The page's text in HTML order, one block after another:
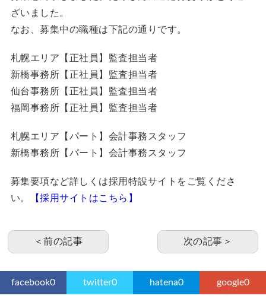
ざいました。
なお、募集中の職種は下記の通りです。
札幌エリア【正社員】監査担当者
新橋事務所【正社員】監査担当者
仙台事務所【正社員】監査担当者
福岡事務所【正社員】監査担当者
札幌エリア【パート】会計事務スタッフ
新橋事務所【パート】会計事務スタッフ
募集要項など詳しくは採用特設サイトをご覧くださ
い。
【採用サイトはこちら】
＜前の記事 次の記事＞
facebook0 twitter0 hatena0 google0